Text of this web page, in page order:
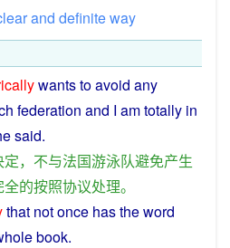
and definiteway
wantstoavoid any
federation and I amtotally in
said.
定， 不与法国游泳队避免产生
全的按照协议处理。
that not once hastheword
book.